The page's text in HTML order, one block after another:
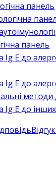
панель
панель
Ig E до
Ig E до
методи
Ig E до